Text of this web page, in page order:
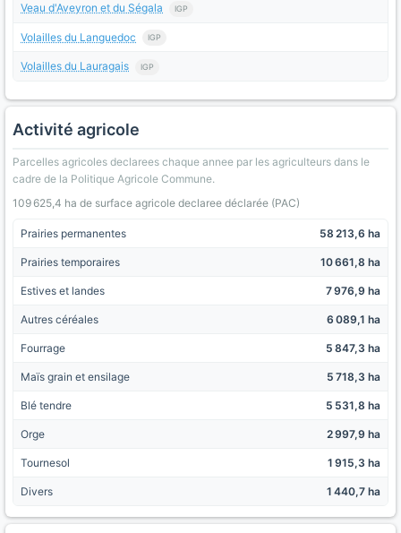
Veau d'Aveyron et du Ségala IGP
Volailles du Languedoc IGP
Volailles du Lauragais IGP
Activité agricole
Parcelles agricoles declarees chaque annee par les agriculteurs dans le
cadre de la Politique Agricole Commune.
109 625,4 ha de surface agricole declaree déclarée (PAC)
Prairies permanentes 58 213,6 ha
Prairies temporaires 10 661,8 ha
Estives et landes 7 976,9 ha
Autres céréales 6 089,1 ha
Fourrage 5 847,3 ha
Maïs grain et ensilage 5 718,3 ha
Blé tendre 5 531,8 ha
Orge 2 997,9 ha
Tournesol 1 915,3 ha
Divers 1 440,7 ha